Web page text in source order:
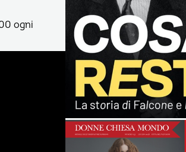
ogni